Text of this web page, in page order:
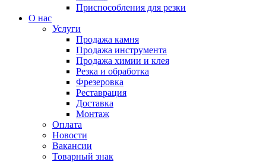
Приспособления для резки
О нас
Услуги
Продажа камня
Продажа инструмента
Продажа химии и клея
Резка и обработка
Фрезеровка
Реставрация
Доставка
Монтаж
Оплата
Новости
Вакансии
Товарный знак